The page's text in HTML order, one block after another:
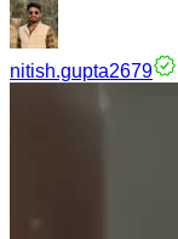
nitish.gupta2679